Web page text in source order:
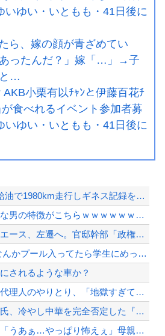
いゆい・いともも・41日後に
ら、嫁の顔が青ざめてい
ったんだ？」嫁「…」→子
…
AKB小栗有以ﾁｬﾝと伊藤百花ﾁ
食べれるイベント参加者募
いゆい・いともも・41日後に
日産e-power、無給油で1980km走行しギネス記録を達成、無駄な発電や送電...
【悲報】男が嫌いな男の特徴がこちらｗｗｗｗｗｗｗｗｗｗ
【悲報】財務省のエース、左遷へ。官邸幹部「政権に協力的でなかったから」
【画像】 まま「なんかプール入ってたら学生にめっちゃ見られたw」
されるような車か？
ジャンポケ斎藤と代理人のやりとり、「地獄すぎて完全にコントになってる……」と衝撃...
【悲報】リュウジ氏、冷やし中華を完全否定した『理由』、ガチでヤバイ・・・・・・
赤紙を貰った息子「うあぁ…やっぱり怖えぇ」母親「あんたぁ…」←こういう時代があっ...